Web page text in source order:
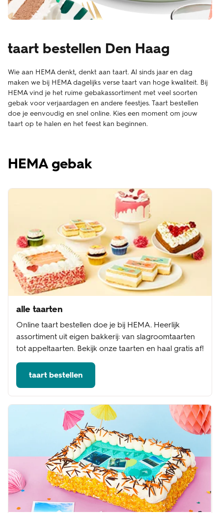
taart bestellen Den Haag
Wie aan HEMA denkt, denkt aan taart. Al sinds jaar en dag
maken we bij HEMA dagelijks verse taart van hoge kwaliteit. Bij
HEMA vind je het ruime gebakassortiment met veel soorten
gebak voor verjaardagen en andere feestjes. Taart bestellen
doe je eenvoudig en snel online. Kies een moment om jouw
taart op te halen en het feest kan beginnen.
HEMA gebak
alle taarten
Online taart bestellen doe je bij HEMA. Heerlijk
assortiment uit eigen bakkerij: van slagroomtaarten
tot appeltaarten. Bekijk onze taarten en haal gratis af!
taart bestellen